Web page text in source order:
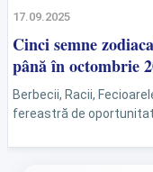
17.09.2025
Cinci semne
până în octombrie
Berbecii, Racii,
fereastră de
nativi...